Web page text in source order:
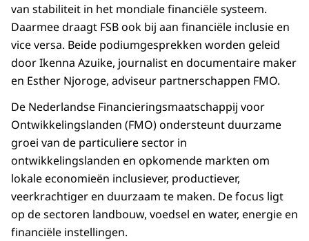
van stabiliteit in het mondiale financiële systeem.
Daarmee draagt FSB ook bij aan financiële inclusie en
vice versa. Beide podiumgesprekken worden geleid
door Ikenna Azuike, journalist en documentaire maker
en Esther Njoroge, adviseur partnerschappen FMO.
De Nederlandse Financieringsmaatschappij voor
Ontwikkelingslanden (FMO) ondersteunt duurzame
groei van de particuliere sector in
ontwikkelingslanden en opkomende markten om
lokale economieën inclusiever, productiever,
veerkrachtiger en duurzaam te maken. De focus ligt
op de sectoren landbouw, voedsel en water, energie en
financiële instellingen.